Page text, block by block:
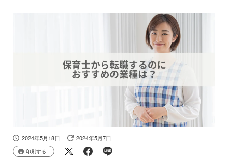
2024年5月18日 2024年5月7日
印刷する